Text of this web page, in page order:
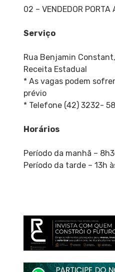
02 – VENDEDOR PORTA
Serviço
Rua Benjamin
Receita Estadual
* As vagas podem
prévio
* Telefone (42) 3232-
Horários
Período da manhã –
Período da tarde – 13h